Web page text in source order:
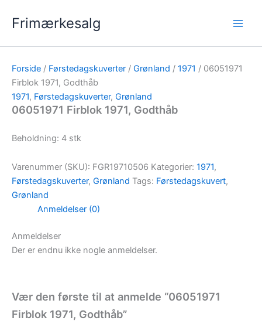
Frimærkesalg
Forside / Førstedagskuverter / Grønland / 1971 / 06051971
Firblok 1971, Godthåb
1971, Førstedagskuverter, Grønland
06051971 Firblok 1971, Godthåb
Beholdning: 4 stk
Varenummer (SKU): FGR19710506 Kategorier: 1971,
Førstedagskuverter, Grønland Tags: Førstedagskuvert,
Grønland
Anmeldelser (0)
Anmeldelser
Der er endnu ikke nogle anmeldelser.
Vær den første til at anmelde “06051971
Firblok 1971, Godthåb”